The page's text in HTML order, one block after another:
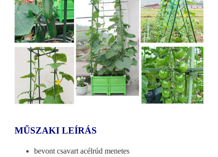
MŰSZAKI LEÍRÁS
bevont csavart acélrúd menetes